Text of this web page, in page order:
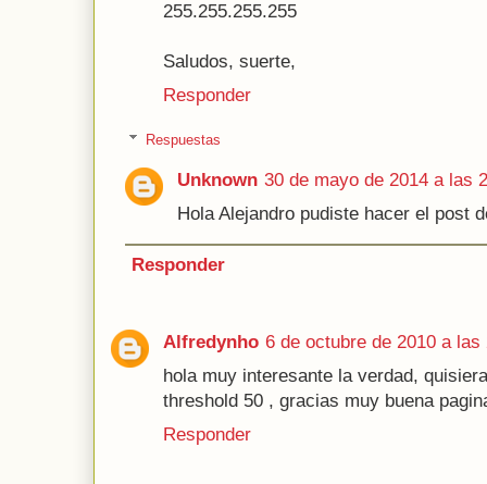
255.255.255.255
Saludos, suerte,
Responder
Respuestas
Unknown 30 de mayo de 2014 a las
Hola Alejandro pudiste hacer el post
Responder
Alfredynho 6 de octubre de 2010 a las
hola muy interesante la verdad,
threshold 50 , gracias muy buena
Responder